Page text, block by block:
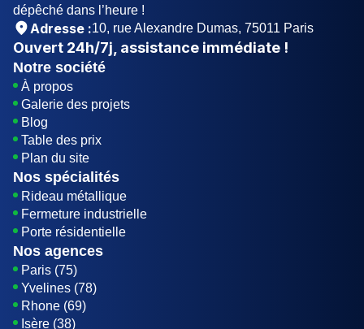
dépêché dans l’heure !
Adresse :10, rue Alexandre Dumas, 75011 Paris
Ouvert 24h/7j , assistance immédiate !
Notre société
À propos
Galerie des projets
Blog
Table des prix
Plan du site
Nos spécialités
Rideau métallique
Fermeture industrielle
Porte résidentielle
Nos agences
Paris (75)
Yvelines (78)
Rhone (69)
Isère (38)